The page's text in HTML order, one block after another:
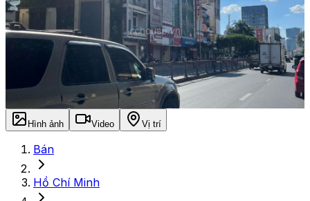
Hình ảnh Video Vị trí
Bán
Hồ Chí Minh